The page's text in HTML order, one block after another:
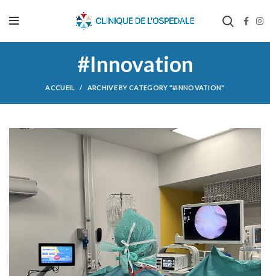
#Innovation
ACCUEIL ARCHIVE BY CATEGORY "#INNOVATION"